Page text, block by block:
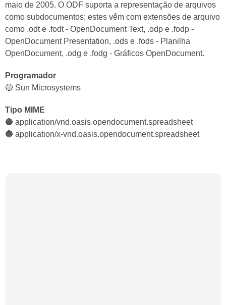
maio de 2005. O ODF suporta a representação de arquivos
como subdocumentos; estes vêm com extensões de arquivo
como .odt e .fodt - OpenDocument Text, .odp e .fodp -
OpenDocument Presentation, .ods e .fods - Planilha
OpenDocument, .odg e .fodg - Gráficos OpenDocument.
Programador
🔵 Sun Microsystems
Tipo MIME
🔵 application/vnd.oasis.opendocument.spreadsheet
🔵 application/x-vnd.oasis.opendocument.spreadsheet